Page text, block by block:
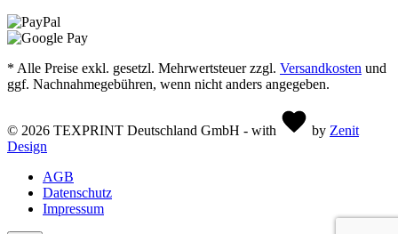
* Alle Preise exkl. gesetzl. Mehrwertsteuer zzgl. Versandkosten und
ggf. Nachnahmegebühren, wenn nicht anders angegeben.
© 2026 TEXPRINT Deutschland GmbH - with by Zenit
Design
AGB
Datenschutz
Impressum